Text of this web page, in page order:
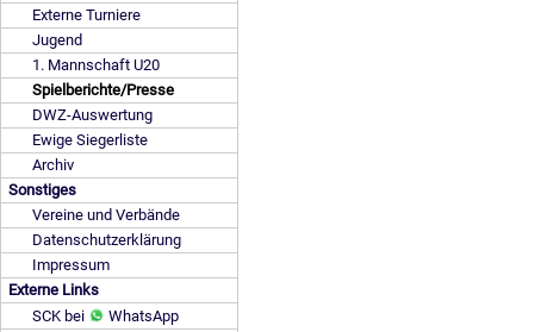
Externe Turniere
Jugend
1. Mannschaft U20
Spielberichte/Presse
DWZ-Auswertung
Ewige Siegerliste
Archiv
Sonstiges
Vereine und Verbände
Datenschutzerklärung
Impressum
Externe Links
SCK bei
WhatsApp